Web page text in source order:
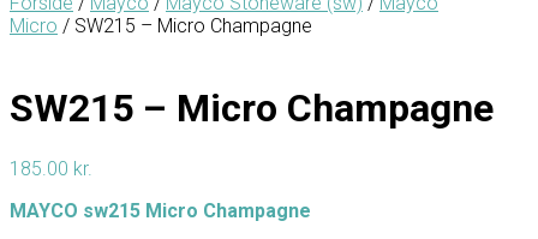
Micro / SW215 – Micro Champagne
SW215 – Micro Champagne
185.00 kr.
MAYCO sw215 Micro Champagne